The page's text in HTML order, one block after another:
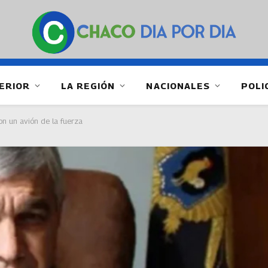
LA REGIÓN NACIONALES
un avión de la fuerza